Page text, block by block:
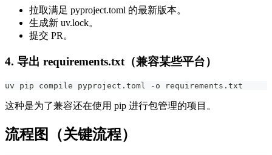
拉取满足 pyproject.toml 的最新版本。
生成新 uv.lock。
提交 PR。
4. 导出 requirements.txt（兼容某些平台）
uv pip compile pyproject.toml -o requirements.txt
这种是为了兼容还在使用 pip 进行包管理的项目。
流程图（关键流程）